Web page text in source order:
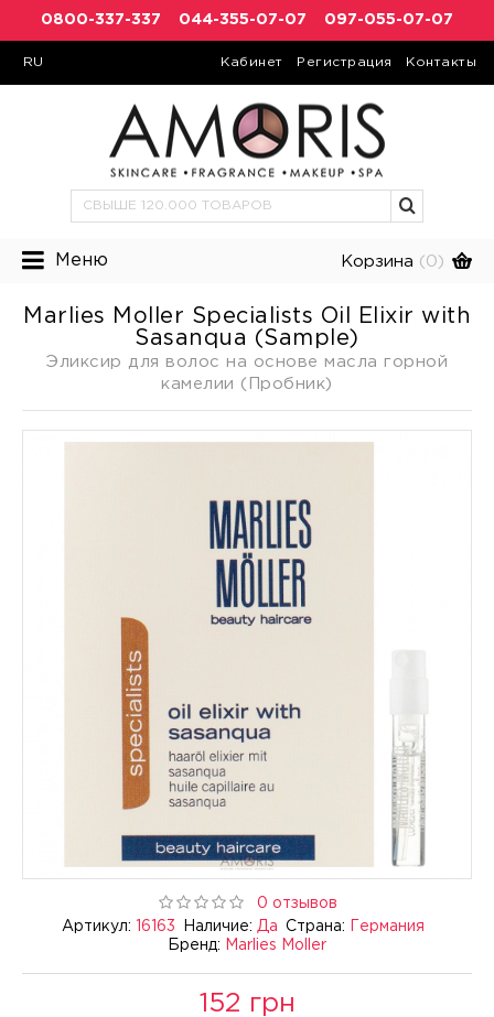
0800-337-337 044-355-07-07 097-055-07-07
RU Кабинет Регистрация Контакты
Меню Корзина (0)
Marlies Moller Specialists Oil Elixir with
Sasanqua (Sample)
Эликсир для волос на основе масла горной
камелии (Пробник)
Артикул: 16163 Наличие: Да Страна:
Германия
Бренд:
Marlies Moller
0 отзывов
152 грн